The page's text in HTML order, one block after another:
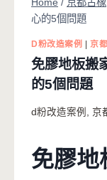
心的5個問題
D粉改造案例 |京
免膠地板搬
的5個問題
d粉改造案例 , 京
免膠地